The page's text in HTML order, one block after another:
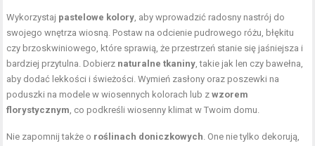
Wykorzystaj pastelowe kolory, aby wprowadzić radosny nastrój do
swojego wnętrza wiosną. Postaw na odcienie pudrowego różu, błękitu
czy brzoskwiniowego, które sprawią, że przestrzeń stanie się jaśniejsza i
bardziej przytulna. Dobierz naturalne tkaniny, takie jak len czy bawełna,
aby dodać lekkości i świeżości. Wymień zasłony oraz poszewki na
poduszki na modele w wiosennych kolorach lub zwzorem
florystycznym, co podkreśli wiosenny klimat w Twoim domu.
Nie zapomnij także o roślinach doniczkowych. One nie tylko dekorują,